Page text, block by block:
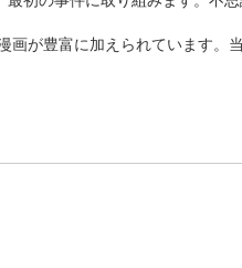
が豊富に加えられています。